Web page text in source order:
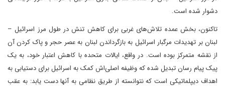
دشوار شده است.
تاکنون، بخش عمده تلاش‌های غربی برای کاهش تنش در طول مرز اسرائیل –
لبنان بر تهدیدات مرگبار اسرائیل به بازگرداندن لبنان به عصر حجر و پاک کردن آن
از نقشه متمرکز بوده است. در واقع، ایالات متحده با کاهش اعتبار خود، به یک
پیک پیام رسان تبدیل شده که وظیفه اصلی‌اش کمک به اسرائیل برای دستیابی به
اهداف دیپلماتیکی است که نتوانسته از طریق نظامی به آنها دست یابد: به عقب